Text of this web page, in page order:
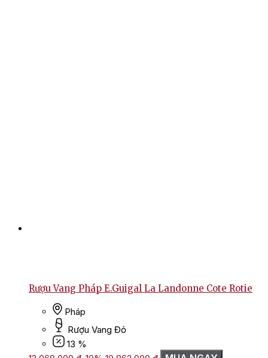
Rượu Vang Pháp E.Guigal La Landonne Cote Rotie
Pháp
Rượu Vang Đỏ
13 %
Giá
Giá